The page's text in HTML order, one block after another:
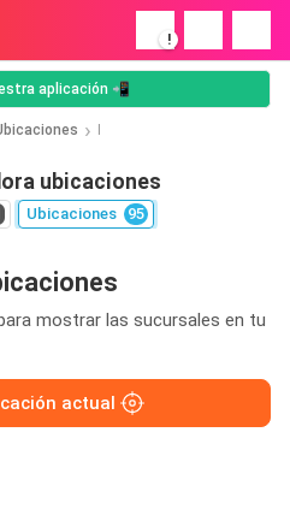
!
aplicación 📲
I
ubicaciones
Ubicaciones 95
mostrar las sucursales en tu
actual